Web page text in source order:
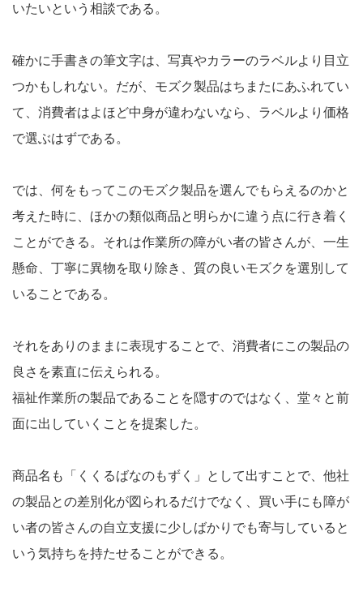
いたいという相談である。
確かに手書きの筆文字は、写真やカラーのラベルより目立
つかもしれない。だが、モズク製品はちまたにあふれてい
て、消費者はよほど中身が違わないなら、ラベルより価格
で選ぶはずである。
では、何をもってこのモズク製品を選んでもらえるのかと
考えた時に、ほかの類似商品と明らかに違う点に行き着く
ことができる。それは作業所の障がい者の皆さんが、一生
懸命、丁寧に異物を取り除き、質の良いモズクを選別して
いることである。
それをありのままに表現することで、消費者にこの製品の
良さを素直に伝えられる。
福祉作業所の製品であることを隠すのではなく、堂々と前
面に出していくことを提案した。
商品名も「くくるばなのもずく」として出すことで、他社
の製品との差別化が図られるだけでなく、買い手にも障が
い者の皆さんの自立支援に少しばかりでも寄与していると
いう気持ちを持たせることができる。